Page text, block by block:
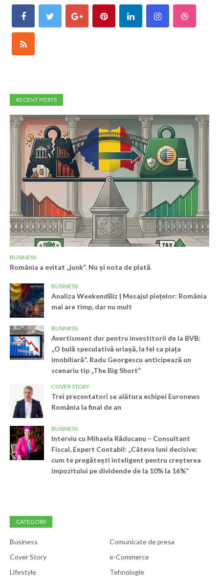
RECENT POSTS
BUSINESS
România a evitat „junk”. Nu și nota de plată
BUSINESS
Analiza WeekendBiz | Mesajul piețelor: România
mai are timp, dar nu mult
BUSINESS
Avertisment dur pentru investitorii de la BVB:
„O bulă speculativă uriașă, la fel ca piața
imobiliară”. Radu Georgescu anticipează un
scenariu tip „The Big Short”
COVER STORY
Trei prezentatori se alătura echipei Euronews
România la final de an
BUSINESS
Interviu cu Mihaela Răducanu – Consultant
Fiscal, Expert Contabil: „Câteva luni decisive:
cum te pregătești inteligent pentru creșterea
impozitului pe dividende de la 10% la 16%”
CATEGORII
Business
Comunicate de presa
Cover Story
e-Commerce
Lifestyle
Tehnologie